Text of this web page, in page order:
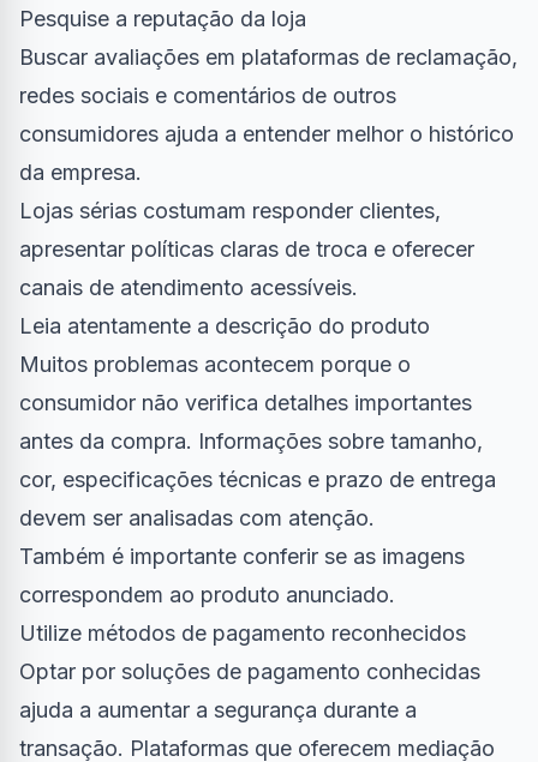
Pesquise a reputação da loja
Buscar avaliações em plataformas de reclamação,
redes sociais e comentários de outros
consumidores ajuda a entender melhor o histórico
da empresa.
Lojas sérias costumam responder clientes,
apresentar políticas claras de troca e oferecer
canais de atendimento acessíveis.
Leia atentamente a descrição do produto
Muitos problemas acontecem porque o
consumidor não verifica detalhes importantes
antes da compra. Informações sobre tamanho,
cor, especificações técnicas e prazo de entrega
devem ser analisadas com atenção.
Também é importante conferir se as imagens
correspondem ao produto anunciado.
Utilize métodos de pagamento reconhecidos
Optar por soluções de pagamento conhecidas
ajuda a aumentar a segurança durante a
transação. Plataformas que oferecem mediação